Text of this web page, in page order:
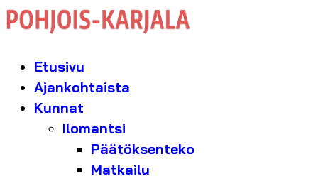
Etusivu
Ajankohtaista
Kunnat
Ilomantsi
Päätöksenteko
Matkailu